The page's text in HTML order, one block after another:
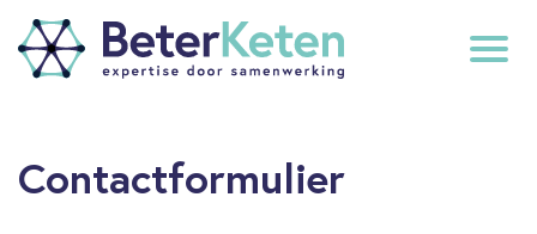
to
top
Contactformulier